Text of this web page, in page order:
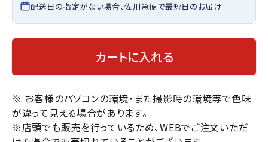
配送日の指定がない場合、佐川急便で最短日のお届け
カートに入れる
※ お客様のパソコンの環境・また撮影時の環境等で色味
が違って見える場合があります。
※店頭でも販売を行っているため、WEBでご注文いただ